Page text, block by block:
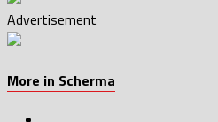
Advertisement
More in Scherma